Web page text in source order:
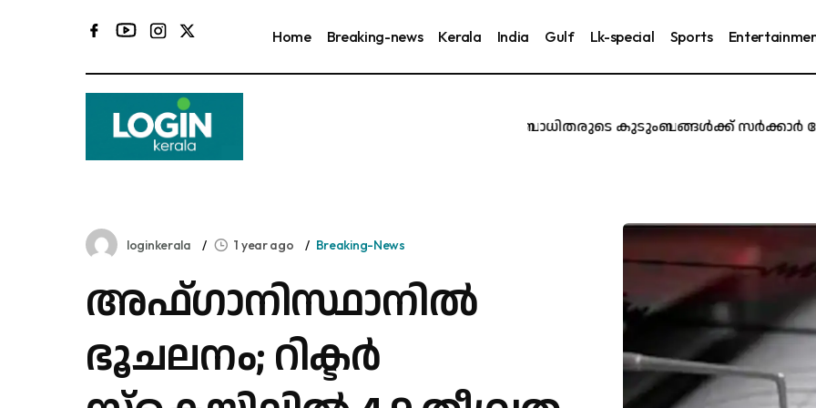
Home Breaking-news Kerala India Gulf Lk-special Sports
കരൂർ ദുരന്തബാധിതരുടെ കുടുംബങ്ങൾക്ക് സർക്കാർ ജോലി
loginkerala 1 year ago Breaking-News
അഫ്‌ഗാനിസ്ഥാനില്‍
ഭൂചലനം; റിക്ടർ